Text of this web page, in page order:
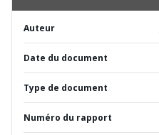
Auteur
Date du document
Type de document
Numéro du rapport